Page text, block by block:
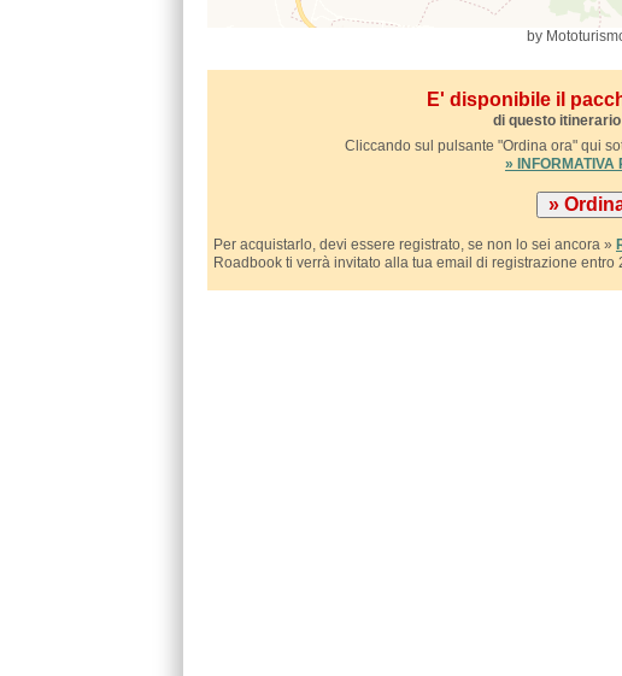
by
E' disponibile il
di questo
Cliccando sul pulsante "Ordina ora" qui
» INFORMATIVA
Per acquistarlo, devi essere registrato, se non lo sei ancora »
Roadbook ti verrà invitato alla tua email di registrazione entro